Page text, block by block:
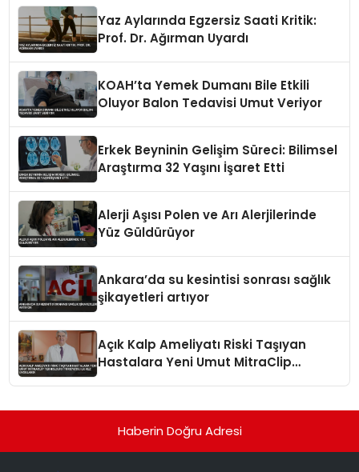
Yaz Aylarında Egzersiz Saati Kritik:
Prof. Dr. Ağırman Uyardı
KOAH’ta Yemek Dumanı Bile Etkili
Oluyor Balon Tedavisi Umut Veriyor
Erkek Beyninin Gelişim Süreci: Bilimsel
Araştırma 32 Yaşını İşaret Etti
Alerji Aşısı Polen ve Arı Alerjilerinde
Yüz Güldürüyor
Ankara’da su kesintisi sonrası sağlık
şikayetleri artıyor
Açık Kalp Ameliyatı Riski Taşıyan
Hastalara Yeni Umut MitraClip
Haberin Doğru Adresi